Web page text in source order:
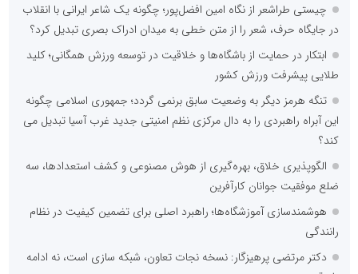
چیستی طراشعر از نگاه امین افضل‌پور؛ چگونه یک شاعر ایرانی با انقلاب
در جایگاه حرف، شعر را از متن خطی به میدان ادراک بصری تبدیل کرد؟
ابتکار در حمایت از باشگاه‌ها و خلاقیت در توسعه ورزش همگانی؛ کلید
طلایی پیشرفت ورزش کشور
تنگه هرمز دیگر به وضعیت سابق برنمی گردد؛ جمهوری اسلامی چگونه
این آبراه راهبردی را به دال مرکزی نظم امنیتی جدید غرب آسیا تبدیل می
کند؟
الگوپذیری خلاق، بهره‌گیری از هوش مصنوعی و کشف استعدادها، سه
ضلع موفقیت جوانان کارآفرین
هوشمندسازی آموزشگاه‌ها؛ راهبرد اصلی برای تضمین کیفیت در نظام
رانندگی
دکتر مرتضی پرهیزگار: نسخه نجات تعاون، شبکه سازی است، نه ادامه